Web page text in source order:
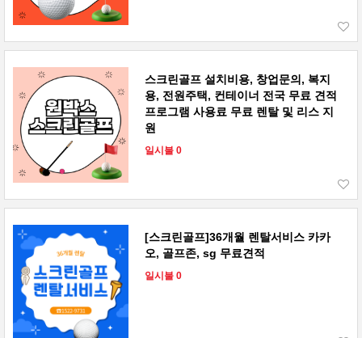
스크린골프 설치비용, 창업문의, 복지
용, 전원주택, 컨테이너 전국 무료 견적
프로그램 사용료 무료 렌탈 및 리스 지
원
일시불 0
[스크린골프]36개월 렌탈서비스 카카
오, 골프존, sg 무료견적
일시불 0